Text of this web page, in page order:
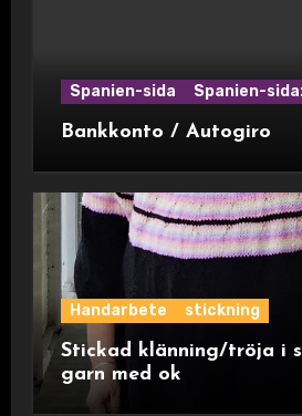
Spanien-sida Spanien-
Bankkonto / Autogiro
Handarbete stickning
Stickad klänning/tröja i
garn med ok